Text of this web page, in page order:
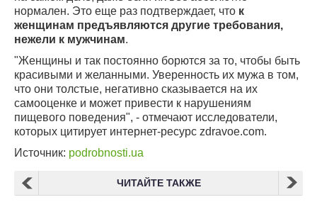
нормален. Это еще раз подтверждает, что к
женщинам предъявляются другие требования,
нежели к мужчинам.
"Женщины и так постоянно борются за то, чтобы быть
красивыми и желанными. Уверенность их мужа в том,
что они толстые, негативно сказывается на их
самооценке и может привести к нарушениям
пищевого поведения", - отмечают исследователи,
которых цитирует интернет-ресурс zdravoe.com.
Источник: podrobnosti.ua
ЧИТАЙТЕ ТАКЖЕ